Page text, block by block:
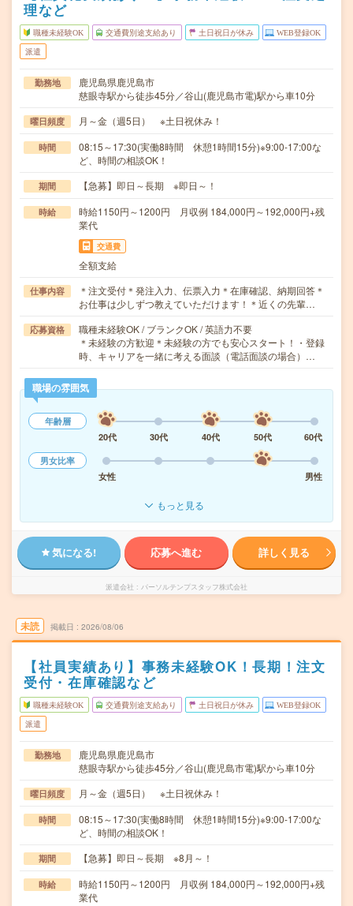
理など
職種未経験OK 交通費別途支給あり 土日祝日が休み WEB登録OK
派遣
勤務地
鹿児島県鹿児島市
慈眼寺駅から徒歩45分／谷山(鹿児島市電)駅から車10分
曜日頻度 月～金（週5日） ※土日祝休み！
時間
08:15～17:30(実働8時間 休憩1時間15分)※9:00-17:00な
ど、時間の相談OK！
期間 【急募】即日～長期 ※即日～！
時給
時給1150円～1200円 月収例 184,000円～192,000円+残
業代
交通費
全額支給
仕事内容
＊注文受付＊発注入力、伝票入力＊在庫確認、納期回答＊
お仕事は少しずつ教えていただけます！＊近くの先輩…
応募資格
職種未経験OK / ブランクOK / 英語力不要
＊未経験の方歓迎＊未経験の方でも安心スタート！・登録
時、キャリアを一緒に考える面談（電話面談の場合）…
職場の雰囲気
年齢層
20代
30代 40代 50代
60代
男女比率
女性
男性
もっと見る
気になる! 応募へ進む 詳しく見る
派遣会社 パーソルテンプスタッフ株式会社
未読 掲載日 2026/08/06
【社員実績あり】事務未経験OK！長期！注文
受付・在庫確認など
職種未経験OK 交通費別途支給あり 土日祝日が休み WEB登録OK
派遣
勤務地
鹿児島県鹿児島市
慈眼寺駅から徒歩45分／谷山(鹿児島市電)駅から車10分
曜日頻度 月～金（週5日） ※土日祝休み！
時間
08:15～17:30(実働8時間 休憩1時間15分)※9:00-17:00な
ど、時間の相談OK！
期間 【急募】即日～長期 ※8月～！
時給
時給1150円～1200円 月収例 184,000円～192,000円+残
業代